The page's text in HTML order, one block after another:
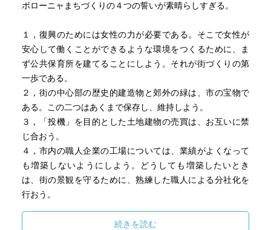
ボローニャまちづくりの４つの誓いが素晴らしすぎる。
１，復興のためには女性の力が必要である。そこで女性が
安心して働くことができるような環境をつくるために、ま
ず公共保育所を建てることにしよう。それが街づくりの第
一歩である。
２，街の中心部の歴史的建造物と郊外の緑は、市の宝物で
ある。この二つはあくまで保存し、維持しよう。
３，「投機」を目的とした土地建物の売買は、お互いに禁
じ合おう。
４，市内の職人企業の工場については、業績がよくなって
も増築しないようにしよう。どうしても増築したいとき
は、街の景観を守るために、熟練した職人による分社化を
行おう。
続きを読む